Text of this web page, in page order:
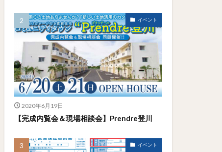
イベント
2020年6月19日
【完成内覧会＆現場相談会】Prendre登川
イベント